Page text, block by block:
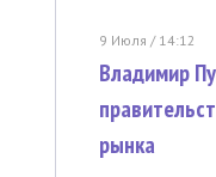
9 Июля / 14:12
Владимир
рынка